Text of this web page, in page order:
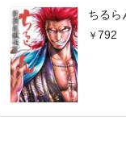
ちるら
792